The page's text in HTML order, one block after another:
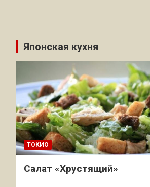
Японская кухня
ТОКИО
Салат «Хрустящий»